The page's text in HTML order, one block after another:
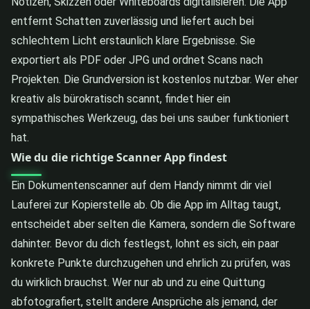
entfernt Schatten zuverlässig und liefert auch bei
schlechtem Licht erstaunlich klare Ergebnisse. Sie
exportiert als PDF oder JPG und ordnet Scans nach
Projekten. Die Grundversion ist kostenlos nutzbar. Wer eher
kreativ als bürokratisch scannt, findet hier ein
sympathisches Werkzeug, das bei uns sauber funktioniert
hat.
Wie du die richtige Scanner App findest
Ein Dokumentenscanner auf dem Handy nimmt dir viel
Lauferei zur Kopierstelle ab. Ob die App im Alltag taugt,
entscheidet aber selten die Kamera, sondern die Software
dahinter. Bevor du dich festlegst, lohnt es sich, ein paar
konkrete Punkte durchzugehen und ehrlich zu prüfen, was
du wirklich brauchst. Wer nur ab und zu eine Quittung
abfotografiert, stellt andere Ansprüche als jemand, der